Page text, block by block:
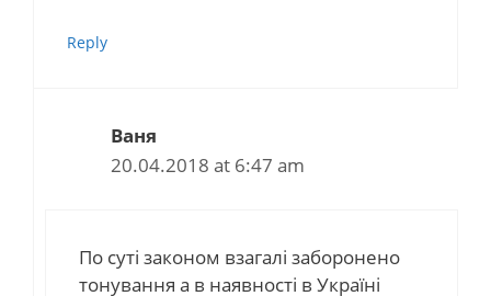
Reply
Ваня
20.04.2018 at 6:47 am
По суті законом взагалі заборонено
тонування а в наявності в Україні